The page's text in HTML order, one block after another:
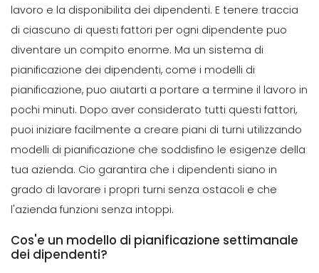
Scheduling
Come aumentare il patrocinio del
ristorante
Michelle Jaco Oct 12, 2020
Cio che i clienti apprezzano di piu in
un ristorante
Michelle Jaco Oct 12, 2020
Cosa cercare in un Employee
Schedule Maker
Michelle Jaco
Che cosa significa Programmazione
prevista per il tuo marchio
Michelle Jaco Oct 12, 2020
Management
5 Strategie di gestione del tempo
produttivo per mantenere motivati
Management
Come gestire il tempo come
Michelle Jaco Oct 12, 2020
lavoro e la disponibilita dei dipendenti. E tenere traccia
di ciascuno di questi fattori per ogni dipendente puo
diventare un compito enorme. Ma un sistema di
pianificazione dei dipendenti, come i modelli di
pianificazione, puo aiutarti a portare a termine il lavoro in
pochi minuti. Dopo aver considerato tutti questi fattori,
puoi iniziare facilmente a creare piani di turni utilizzando
modelli di pianificazione che soddisfino le esigenze della
tua azienda. Cio garantira che i dipendenti siano in
grado di lavorare i propri turni senza ostacoli e che
l'azienda funzioni senza intoppi.
Cos'e un modello di pianificazione settimanale
dei dipendenti?